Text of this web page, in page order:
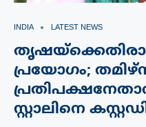
INDIA LATEST NEWS
പ്രയോഗം;
സ്റ്റാലിനെ